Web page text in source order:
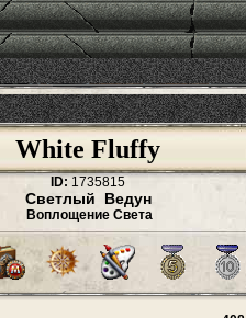
White Fluffy
ID: 1735815
Светлый Ведун
Воплощение Света